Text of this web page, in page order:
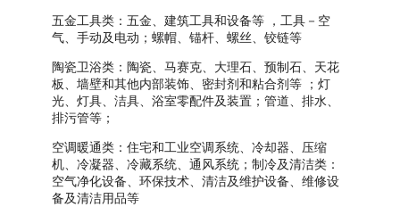
五金工具类：五金、建筑工具和设备等 ，工具－空
气、手动及电动；螺帽、锚杆、螺丝、铰链等
陶瓷卫浴类：陶瓷、马赛克、大理石、预制石、天花
板、墙壁和其他内部装饰、密封剂和粘合剂等 ；灯
光、灯具、洁具、浴室零配件及装置；管道、排水、
排污管等；
空调暖通类：住宅和工业空调系统、冷却器、压缩
机、冷凝器、冷藏系统、通风系统；制冷及清洁类：
空气净化设备、环保技术、清洁及维护设备、维修设
备及清洁用品等